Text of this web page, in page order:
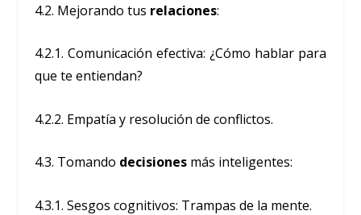
4.2. Mejorando tus relaciones:
4.2.1. Comunicación efectiva: ¿Cómo hablar para
que te entiendan?
4.2.2. Empatía y resolución de conflictos.
4.3. Tomando decisionesmás inteligentes:
4.3.1. Sesgos cognitivos: Trampas de la mente.